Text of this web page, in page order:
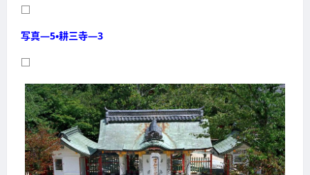
□
写真―5・耕三寺―3
□